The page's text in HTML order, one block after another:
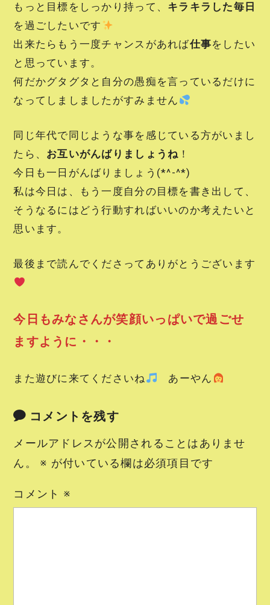
もっと目標をしっかり持って、 キラキラした毎日
を過ごしたいです
出来たらもう一度チャンスがあれば仕事をしたい
と思っています。
何だかグタグタと自分の愚痴を言っているだけに
なってしましましたがすみません
同じ年代で同じような事を感じている方がいまし
たら、 お互いがんばりましょうね ！
今日も一日がんばりましょう(*^-^*)
私は今日は、もう一度自分の目標を書き出して、
そうなるにはどう行動すればいいのか考えたいと
思います。
最後まで読んでくださってありがとうございます
今日もみなさんが笑顔いっぱいで過ごせ
ますように・・・
また遊びに来てくださいね あーやん
コメントを残す
メールアドレスが公開されることはありませ
ん。
※ が付いている欄は必須項目です
コメント ※